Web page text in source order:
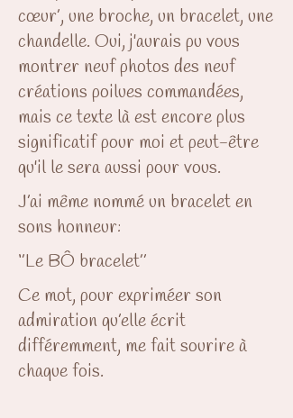
cœur’, une broche, un bracelet, une
chandelle. Oui, j'aurais pu vous
montrer neuf photos des neuf
créations poilues commandées,
mais ce texte là est encore plus
significatif pour moi et peut-être
qu'il le sera aussi pour vous.
J’ai même nommé un bracelet en
sons honneur:
‘’Le BÔ bracelet’’
Ce mot, pour expriméer son
admiration qu’elle écrit
différemment, me fait sourire à
chaque fois.